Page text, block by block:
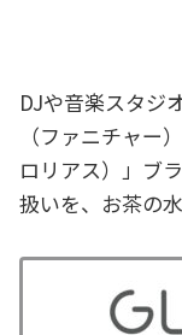
DJや音楽スタジ
（ファニチャー
ロリアス）」ブ
扱いを、お茶の